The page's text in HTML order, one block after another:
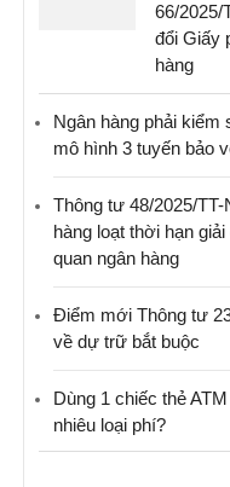
66/2025/
đổi Giấy
hàng
Ngân hàng phải kiểm
mô hình 3 tuyến bảo
Thông tư 48/2025/
hàng loạt thời hạn
quan ngân hàng
Điểm mới Thông tư
về dự trữ bắt buộc
Dùng 1 chiếc thẻ
nhiêu loại phí?